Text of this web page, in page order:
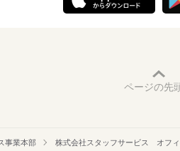
ページの先
事業本部 株式会社スタッフサービス オフ